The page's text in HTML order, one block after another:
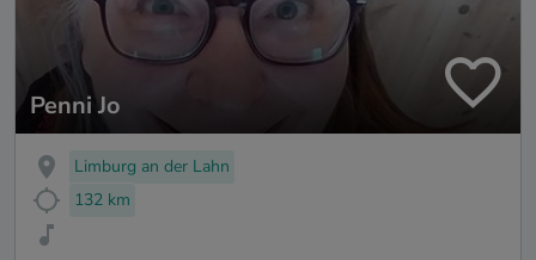
Penni Jo
Limburg an der Lahn
132 km